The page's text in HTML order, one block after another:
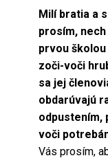
Milí bratia a
prosím,
prvou
zoči-voči
sa jej
obdarúvajú
odpustením,
voči
Vás prosím,